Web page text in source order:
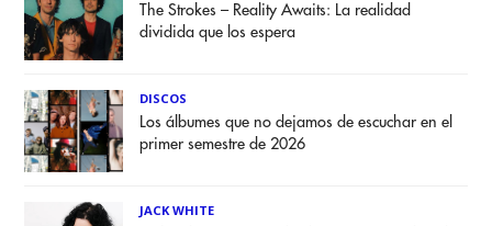
The Strokes – Reality Awaits: La realidad
dividida que los espera
DISCOS
Los álbumes que no dejamos de escuchar en el
primer semestre de 2026
JACK WHITE